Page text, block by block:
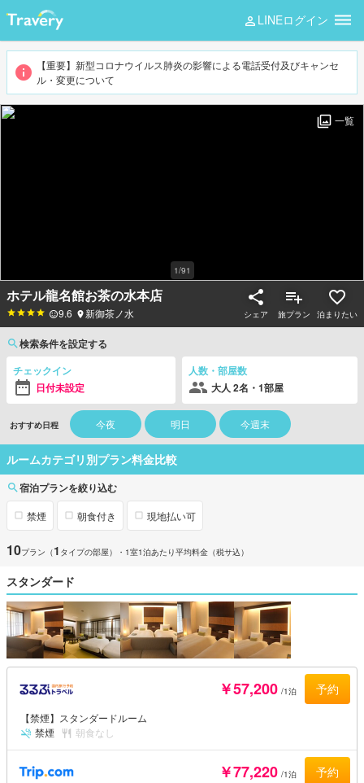
LINEログイン
【重要】新型コロナウイルス肺炎の影響による電話受付及びキャンセ
ル・変更について
1/91
一覧
ホテル龍名館お茶の水本店
9.6 新御茶ノ水 シェア 旅プラン 泊まりたい
検索条件を設定する
チェックイン
日付未設定
人数・部屋数
大人 2名・1部屋
おすすめ日程 今夜 明日 今週末
ルームカテゴリ別プラン料金比較
宿泊プランを絞り込む
禁煙 朝食付き 現地払い可
10プラン（1 タイプの部屋） ・1室1泊あたり平均料金（税サ込）
スタンダード
￥57,200 /1泊 予約
【禁煙】スタンダードルーム
禁煙
朝食なし
￥77,220 /1泊 予約